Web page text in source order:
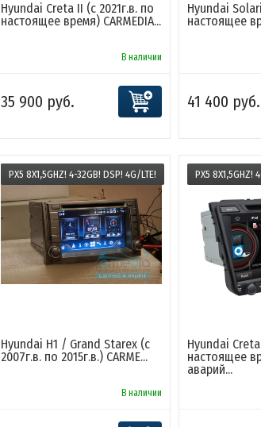
Hyundai Creta II (с 2021г.в. по
настоящее время) CARMEDIA...
В наличии
35 900 руб.
Hyundai
настоящее
41 400 руб.
PX5 8X1,5GHZ! 4-32GB! DSP! 4G/LTE!
Hyundai H1 / Grand Starex (с
2007г.в. по 2015г.в.) CARME...
В наличии
PX5 8X1,5GHZ!
Hyundai
настоящее
аварий...